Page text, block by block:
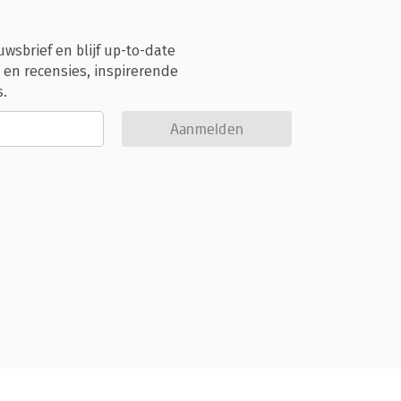
en blijf up-to-date
recensies, inspirerende
Aanmelden